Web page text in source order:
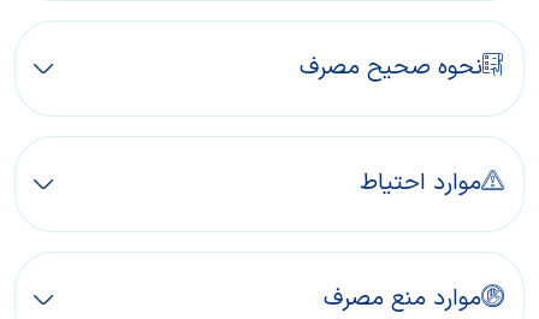
نحوه صحیح مصرف
موارد احتیاط
موارد منع مصرف